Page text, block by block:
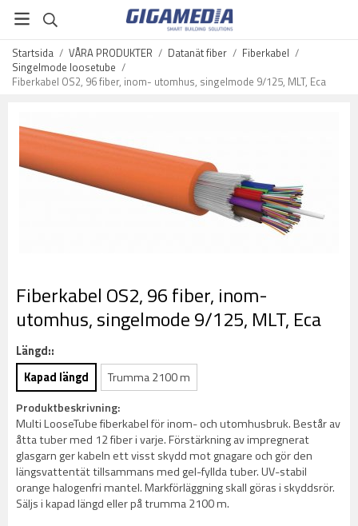
Startsida / VÅRA PRODUKTER / Datanät fiber / Fiberkabel /
Singelmode loosetube /
Fiberkabel OS2, 96 fiber, inom- utomhus, singelmode 9/125, MLT, Eca
Fiberkabel OS2, 96 fiber, inom-
utomhus, singelmode 9/125, MLT, Eca
Längd::
Kapad längd
Trumma 2100 m
Produktbeskrivning:
Multi LooseTube fiberkabel för inom- och utomhusbruk. Består av
åtta tuber med 12 fiber i varje. Förstärkning av impregnerat
glasgarn ger kabeln ett visst skydd mot gnagare och gör den
längsvattentät tillsammans med gel-fyllda tuber. UV-stabil
orange halogenfri mantel. Markförläggning skall göras i skyddsrör.
Säljs i kapad längd eller på trumma 2100 m.